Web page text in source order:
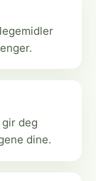
deg
dine.